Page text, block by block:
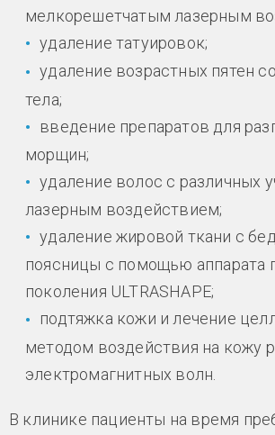
мелкорешетчатым лазерным
удаление татуировок;
удаление возрастных пятен
тела;
введение препаратов для
морщин;
удаление волос с различных
лазерным воздействием;
удаление жировой ткани с
поясницы с помощью аппарата
поколения ULTRASHAPE;
подтяжка кожи и лечение
методом воздействия на кожу
электромагнитных волн.
В клинике пациенты на время